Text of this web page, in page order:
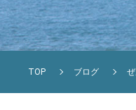
TOP ブログ